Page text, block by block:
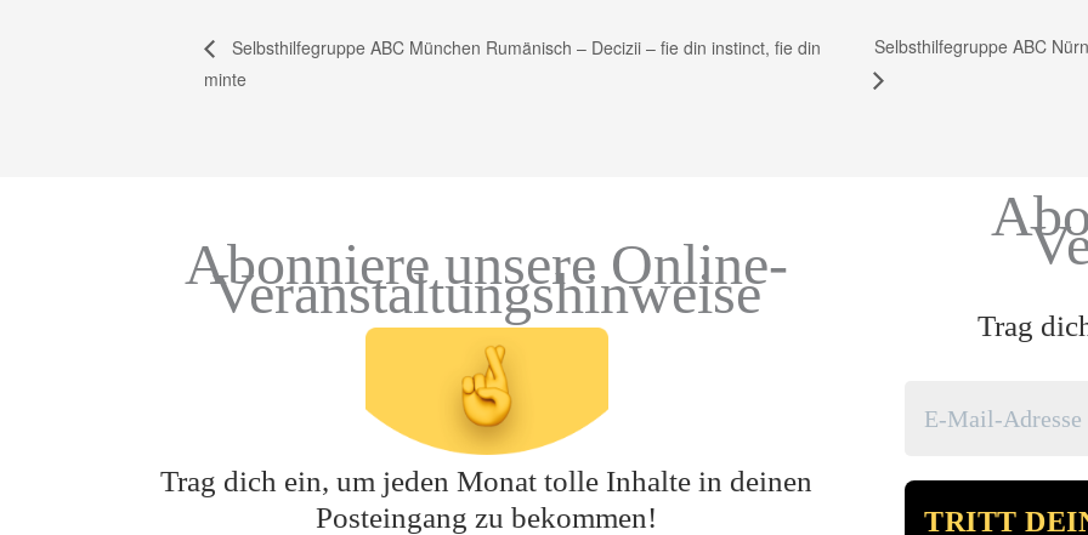
Selbsthilfegruppe ABC München Rumänisch – Decizii – fie din instinct, fie din
minte
Selbsthilfegruppe ABC
Abonniere unsere Online-
Veranstaltungshinweise
Trag dich ein, um jeden Monat tolle Inhalte in deinen
Posteingang zu bekommen!
Trag